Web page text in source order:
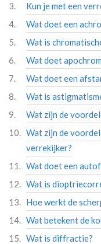
Kun je met een
Wat doet een
Wat is
Wat doet
Wat doet een
Wat is
Wat zijn de
Wat zijn de
verrekijker?
Wat doet een
Wat is
Hoe werkt de
Wat betekent de
Wat is diffractie?